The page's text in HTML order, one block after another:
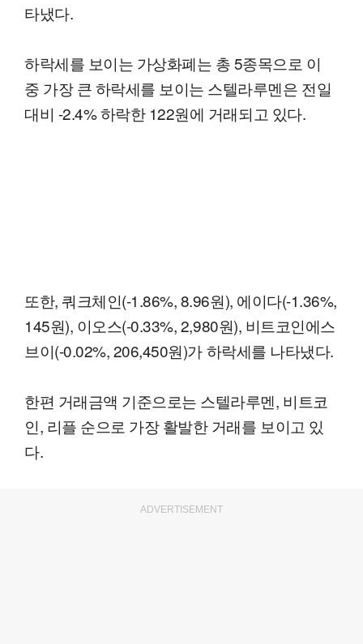
타냈다.
하락세를 보이는 가상화폐는 총 5종목으로 이
중 가장 큰 하락세를 보이는 스텔라루멘은 전일
대비 -2.4% 하락한 122원에 거래되고 있다.
또한, 쿼크체인(-1.86%, 8.96원), 에이다(-1.36%,
145원), 이오스(-0.33%, 2,980원), 비트코인에스
브이(-0.02%, 206,450원)가 하락세를 나타냈다.
한편 거래금액 기준으로는 스텔라루멘, 비트코
인, 리플 순으로 가장 활발한 거래를 보이고 있
다.
ADVERTISEMENT